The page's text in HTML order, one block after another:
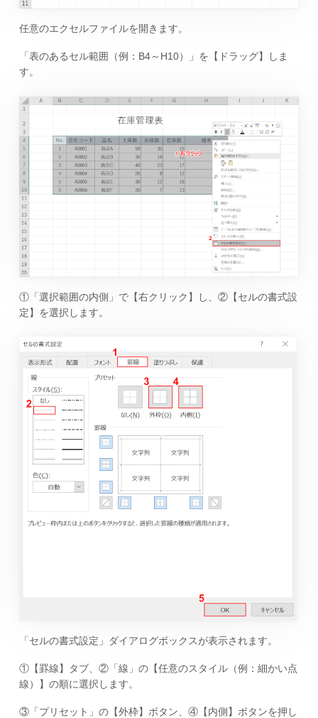
任意のエクセルファイルを開きます。
「表のあるセル範囲（例：B4～H10）」を【ドラッグ】しま
す。
①「選択範囲の内側」で【右クリック】し、②【セルの書式設
定】を選択します。
「セルの書式設定」ダイアログボックスが表示されます。
①【罫線】タブ、②「線」の【任意のスタイル（例：細かい点
線）】の順に選択します。
③「プリセット」の【外枠】ボタン、④【内側】ボタンを押し